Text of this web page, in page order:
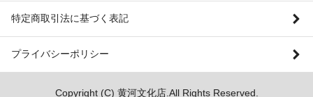
特定商取引法に基づく表記
プライバシーポリシー
Copyright (C) 黄河文化店.All Rights Reserved.